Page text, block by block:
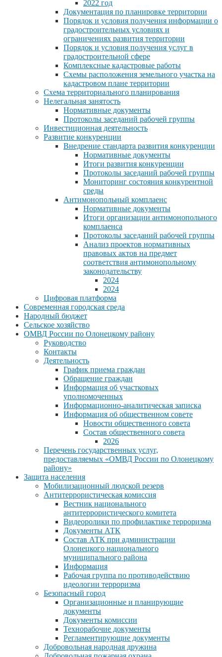
2022 год
Документация по планировке территории
Порядок и условия получения информации о
градостроительных условиях и
ограничениях развития территории
Порядок и условия получения услуг в
градостроительной сфере
Комплексные кадастровые работы
Схемы расположения земельного участка на
кадастровом плане территории
Схема территориального планирования
Нелегальная занятость
Нормативные документы
Протоколы заседаний рабочей группы
Инвестиционная деятельность
Развитие конкуренции
Внедрение стандарта развития конкуренции
Нормативные документы
Итоги развития конкуренции
Протоколы заседаний рабочей группы
Мониторинг состояния конкурентной
среды
Антимонопольный комплаенс
Нормативные документы
Итоги организации антимонопольного
комплаенса
Протоколы заседаний рабочей группы
Анализ проектов нормативных
правовых актов на предмет
соответствия антимонопольному
законодательству
2024
2024
Цифровая платформа
Современная городская среда
Народный бюджет
Сельское хозяйство
ОМВД России по Олонецкому району
Руководство
Контакты
Деятельность
График приема граждан
Обращение граждан
Информация об участковых
уполномоченных
Информационно-аналитическая записка
Информация об общественном совете
Новости общественного совета
Состав общественного совета
2026
Перечень государственных услуг,
предоставляемых «ОМВД России по Олонецкому
району»
Защита населения
Мобилизационный людской резерв
Антитеррористическая комиссия
Вестник национального
антитеррористического комитета
Видеоролики по профилактике терроризма
Документы АТК
Состав АТК при администрации
Олонецкого национального
муниципального района
Информация
Рабочая группа по противодействию
идеологии терроризма
Безопасный город
Организационные и планирующие
документы
Документы комиссии
Технорабочие документы
Регламентирующие документы
Добровольная народная дружина